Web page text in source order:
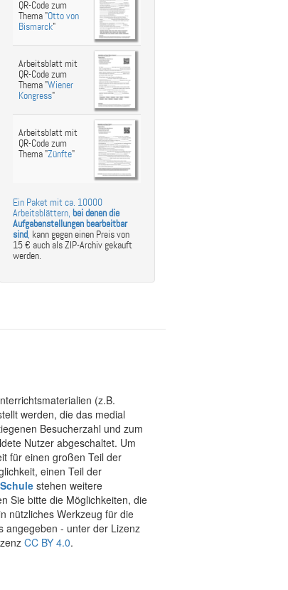
QR-Code zum
Thema "Otto von
Bismarck"
Arbeitsblatt mit
QR-Code zum
Thema "Wiener
Kongress"
Arbeitsblatt mit
QR-Code zum
Thema "Zünfte"
Ein Paket mit ca. 10000
Arbeitsblättern, bei denen die
Aufgabenstellungen bearbeitbar
sind, kann gegen einen Preis von
15 € auch als ZIP-Archiv gekauft
werden.
(z.B.
werden, die das medial
Besucherzahl und zum
Nutzer abgeschaltet. Um
für einen großen Teil der
einen Teil der
stehen weitere
Sie bitte die Möglichkeiten, die
nützliches Werkzeug für die
angegeben - unter der Lizenz
CC BY 4.0.